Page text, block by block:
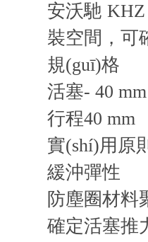
安沃馳
裝空間，可
規(guī)格
活塞- 40 mm
行程40 mm
實(shí)用原
緩沖彈性
防塵圈材料
確定活塞推